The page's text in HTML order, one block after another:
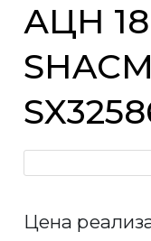
АЦН
Цена